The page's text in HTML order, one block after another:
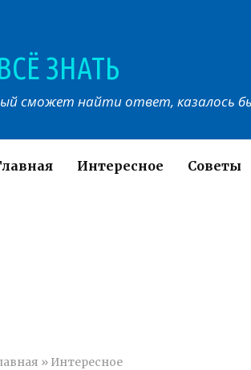
ЗНАТЬ
сможет найти ответ, казалось
Интересное Советы
» Интересное